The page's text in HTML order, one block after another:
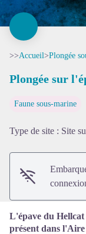
>>Accueil>Plongée
Plongée sur
Faune sous-marine
Type de site : Site
L'épave du
présent dans